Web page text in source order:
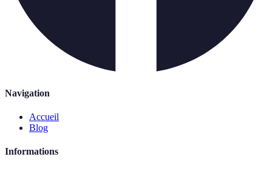
Navigation
Accueil
Blog
Informations